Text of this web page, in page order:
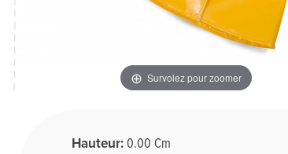
Survolez pour zoomer
Hauteur:0.00 Cm